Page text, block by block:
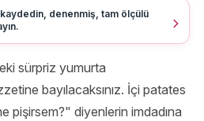
denenmiş, tam ölçülü
sürpriz yumurta
bayılacaksınız. İçi patates
pişirsem?" diyenlerin imdadına